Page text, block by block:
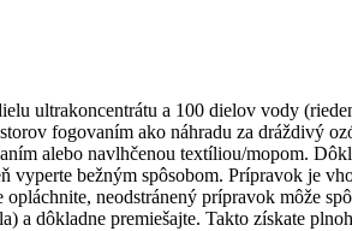
ultrakoncentrátu a 100 dielov vody
fogovaním ako náhradu za dráždivý
alebo navlhčenou textíliou/mopom.
vyperte bežným spôsobom. Prípravok je
neodstránený prípravok môže
a dôkladne premiešajte. Takto získate